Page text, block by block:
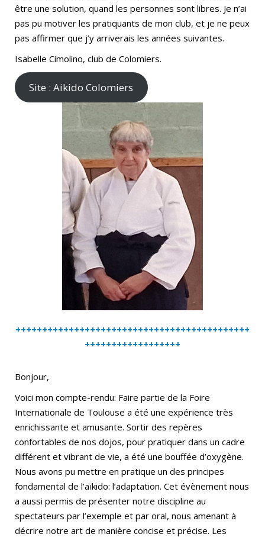
être une solution, quand les personnes sont libres. Je n’ai
pas pu motiver les pratiquants de mon club, et je ne peux
pas affirmer que j’y arriverais les années suivantes.
Isabelle Cimolino, club de Colomiers.
Site : Aikido Colomiers
++++++++++++++++++++++++++++++++++++++++++++
++++++++++++++++++
Bonjour,
Voici mon compte-rendu: Faire partie de la Foire
Internationale de Toulouse a été une expérience très
enrichissante et amusante. Sortir des repères
confortables de nos dojos, pour pratiquer dans un cadre
différent et vibrant de vie, a été une bouffée d’oxygène.
Nous avons pu mettre en pratique un des principes
fondamental de l’aïkido: l’adaptation. Cet évènement nous
a aussi permis de présenter notre discipline au
spectateurs par l’exemple et par oral, nous amenant à
décrire notre art de manière concise et précise. Les